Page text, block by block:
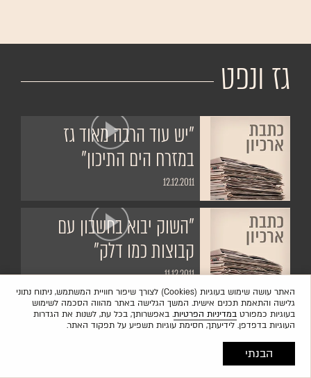
גז ונפט
"יש עוד הרבה מאוד גז
במזרח הים התיכון"
12.12.2011
"השוק יבוא בחשבון עם
קבוצות כמו דלק"
11.12.2011
האתר עושה שימוש בעוגיות (Cookies) לצורך שיפור חוויית המשתמש, ניתוח נתוני
גלישה והתאמת תכנים אישית. המשך הגלישה באתר מהווה הסכמה לשימוש
בעוגיות כמפורטבמדיניות הפרטיות. באפשרותך, בכל עת, לשנות את הגדרות
העוגיות בדפדפן. לידיעתך, חסימת עוגיות תשפיע על תפקוד האתר.
הבנתי